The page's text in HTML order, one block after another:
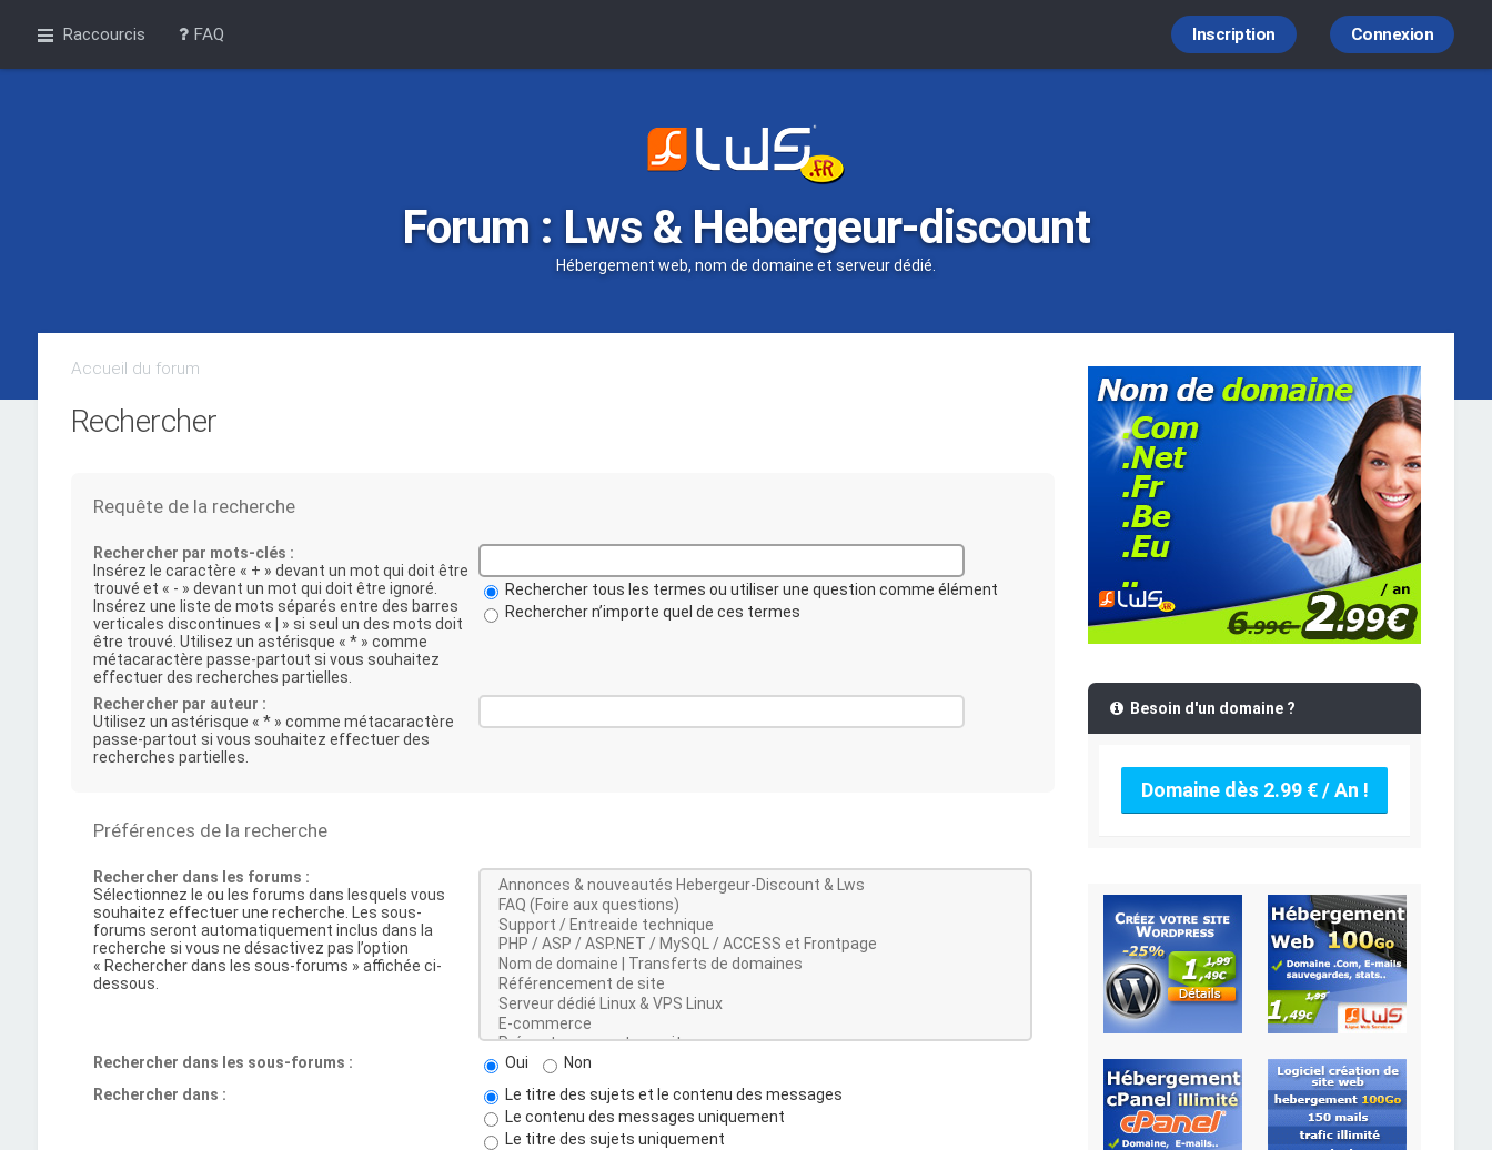
Raccourcis FAQ Connexion
Inscription
Forum : Lws & Hebergeur-discount
Hébergement web, nom de domaine et serveur dédié.
Accueil du forum
Rechercher
Requête de la recherche
Rechercher par mots-clés :
Insérez le caractère « + » devant un mot qui doit être
trouvé et « - » devant un mot qui doit être ignoré.
Insérez une liste de mots séparés entre des barres
verticales discontinues « | » si seul un des mots doit
être trouvé. Utilisez un astérisque « * » comme
métacaractère passe-partout si vous souhaitez
effectuer des recherches partielles.
Rechercher tous les termes ou utiliser une question comme élément
Rechercher n’importe quel de ces termes
Rechercher par auteur :
Utilisez un astérisque « * » comme métacaractère
passe-partout si vous souhaitez effectuer des
recherches partielles.
Préférences de la recherche
Rechercher dans les forums :
Sélectionnez le ou les forums dans lesquels vous
souhaitez effectuer une recherche. Les sous-
forums seront automatiquement inclus dans la
recherche si vous ne désactivez pas l’option
« Rechercher dans les sous-forums » affichée ci-
dessous.
Rechercher dans les sous-forums : Oui
Non
Rechercher dans :
Le titre des sujets et le contenu des messages
Le contenu des messages uniquement
Le titre des sujets uniquement
Besoin d'un domaine ?
Domaine dès 2.99 € / An !